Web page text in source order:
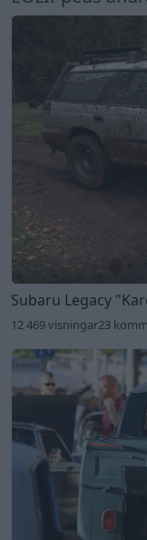
Subaru Legacy
12 469 visningar23